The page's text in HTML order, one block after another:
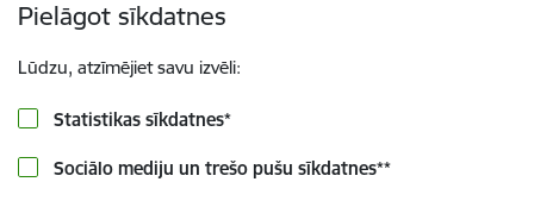
Pielāgot sīkdatnes
Lūdzu, atzīmējiet savu izvēli:
Statistikas sīkdatnes*
Sociālo mediju un trešo pušu sīkdatnes**